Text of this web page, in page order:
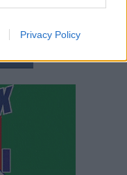
Privacy Policy